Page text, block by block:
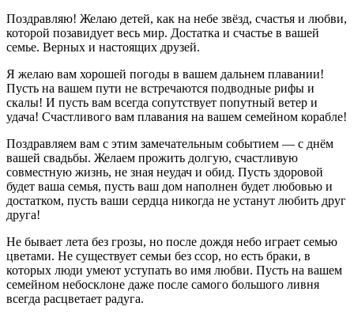
Поздравляю! Желаю детей, как на небе звёзд, счастья и любви,
которой позавидует весь мир. Достатка и счастье в вашей
семье. Верных и настоящих друзей.
Я желаю вам хорошей погоды в вашем дальнем плавании!
Пусть на вашем пути не встречаются подводные рифы и
скалы! И пусть вам всегда сопутствует попутный ветер и
удача! Счастливого вам плавания на вашем семейном корабле!
Поздравляем вам с этим замечательным событием — с днём
вашей свадьбы. Желаем прожить долгую, счастливую
совместную жизнь, не зная неудач и обид. Пусть здоровой
будет ваша семья, пусть ваш дом наполнен будет любовью и
достатком, пусть ваши сердца никогда не устанут любить друг
друга!
Не бывает лета без грозы, но после дождя небо играет семью
цветами. Не существует семьи без ссор, но есть браки, в
которых люди умеют уступать во имя любви. Пусть на вашем
семейном небосклоне даже после самого большого ливня
всегда расцветает радуга.